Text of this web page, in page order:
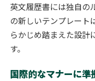
英文履歴書には独自の
の新しいテンプレート
らかじめ踏まえた設計
す。
国際的なマナーに準